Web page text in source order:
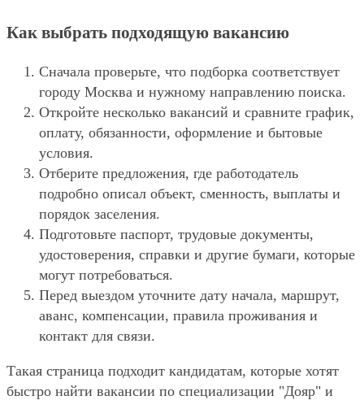
Как выбрать подходящую вакансию
Сначала проверьте, что подборка соответствует
городу Москва и нужному направлению поиска.
Откройте несколько вакансий и сравните график,
оплату, обязанности, оформление и бытовые
условия.
Отберите предложения, где работодатель
подробно описал объект, сменность, выплаты и
порядок заселения.
Подготовьте паспорт, трудовые документы,
удостоверения, справки и другие бумаги, которые
могут потребоваться.
Перед выездом уточните дату начала, маршрут,
аванс, компенсации, правила проживания и
контакт для связи.
Такая страница подходит кандидатам, которые хотят
быстро найти вакансии по специализации "Дояр" и